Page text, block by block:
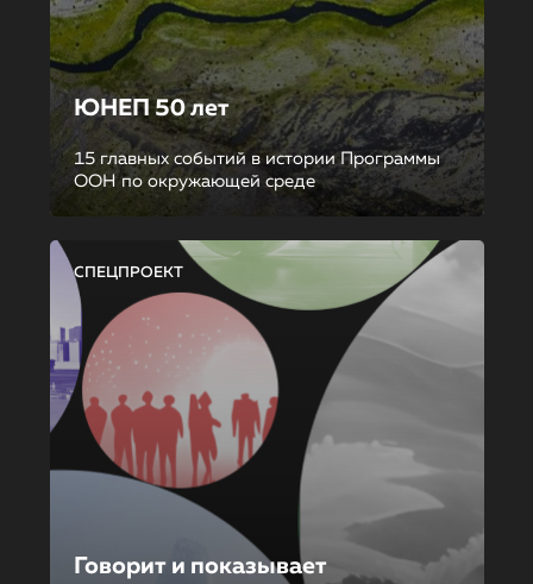
ЮНЕП 50 лет
15 главных событий в истории Программы
ООН по окружающей среде
СПЕЦПРОЕКТ
Говорит и показывает